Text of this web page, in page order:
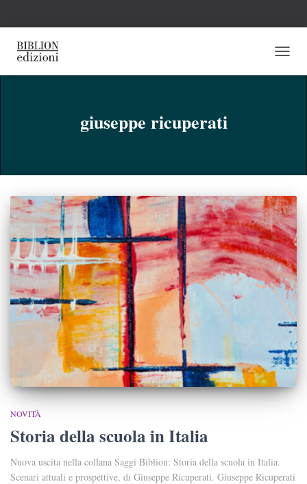
giuseppe ricuperati
NOVITÀ
Storia della scuola in Italia
Nuova uscita nella collana Saggi Biblion: Storia della scuola in Italia.
Scenari attuali e prospettive, di Giuseppe Ricuperati. Giuseppe Ricuperati